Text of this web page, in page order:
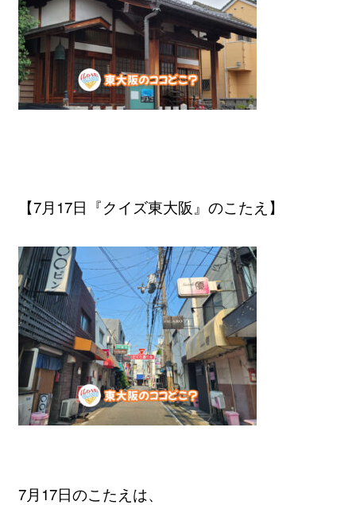
【7月17日『クイズ東大阪』のこたえ】
7月17日のこたえは、